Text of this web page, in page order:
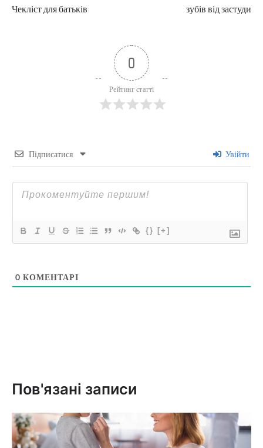
Чекліст для батьків
зубів від застуди
0
Рейтинг статті
Підписатися Увійти
{} [+]
0 КОМЕНТАРІ
Пов'язані записи